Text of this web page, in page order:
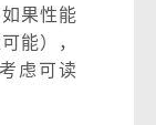
果性能
能），
虑可读